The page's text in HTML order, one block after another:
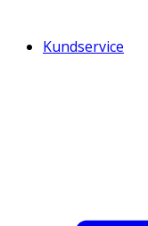
Kundservice